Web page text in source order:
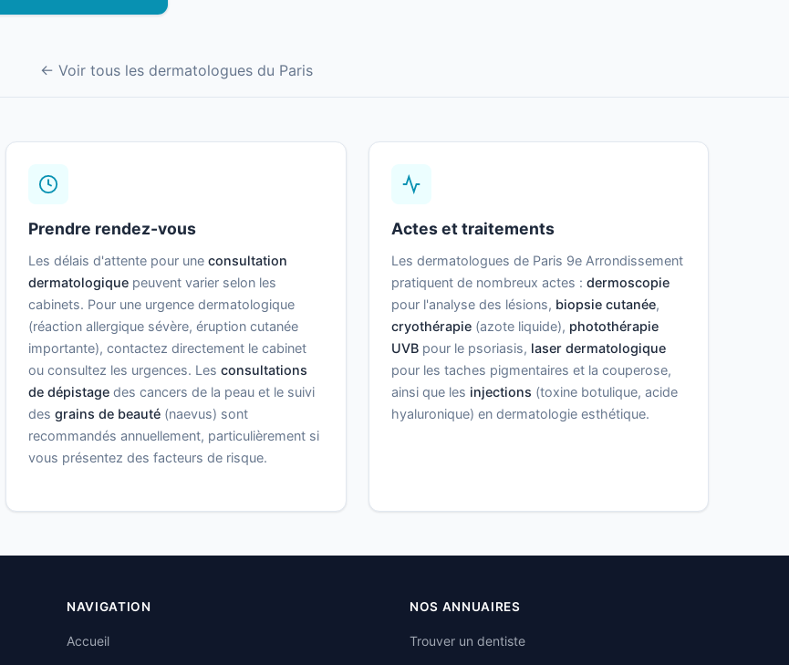
← Voir tous les dermatologues du Paris
Prendre rendez-vous
Les délais d'attente pour uneconsultation
dermatologique peuvent varier selon les
cabinets. Pour une urgence dermatologique
(réaction allergique sévère, éruption cutanée
importante), contactez directement le cabinet
ou consultez les urgences. Lesconsultations
de dépistage des cancers de la peau et le suivi
desgrains de beauté (naevus) sont
recommandés annuellement, particulièrement si
vous présentez des facteurs de risque.
Actes et traitements
Les dermatologues de Paris 9e Arrondissement
pratiquent de nombreux actes : dermoscopie
pour l'analyse des lésions, biopsie cutanée,
cryothérapie(azote liquide), photothérapie
UVBpour le psoriasis, laser dermatologique
pour les taches pigmentaires et la couperose,
ainsi que les injections (toxine botulique, acide
hyaluronique) en dermatologie esthétique.
NAVIGATION
Accueil
NOS ANNUAIRES
Trouver un dentiste